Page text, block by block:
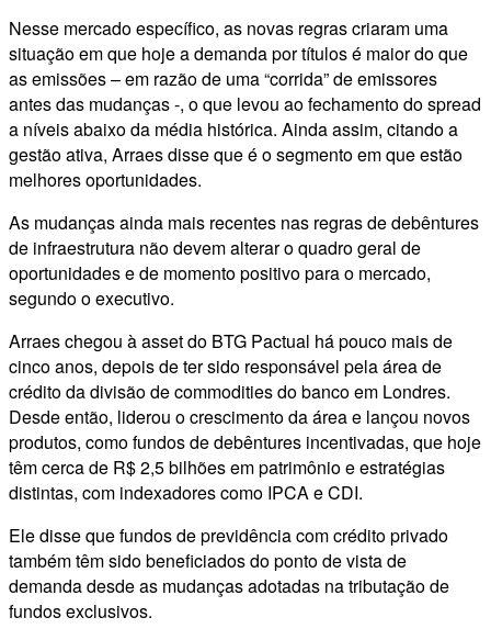
Nesse mercado específico, as novas regras criaram uma
situação em que hoje a demanda por títulos é maior do que
as emissões – em razão de uma “corrida” de emissores
antes das mudanças -, o que levou ao fechamento do spread
a níveis abaixo da média histórica. Ainda assim, citando a
gestão ativa, Arraes disse que é o segmento em que estão
melhores oportunidades.
As mudanças ainda mais recentes nas regras de debêntures
de infraestrutura não devem alterar o quadro geral de
oportunidades e de momento positivo para o mercado,
segundo o executivo.
Arraes chegou à asset do BTG Pactual há pouco mais de
cinco anos, depois de ter sido responsável pela área de
crédito da divisão de commodities do banco em Londres.
Desde então, liderou o crescimento da área e lançou novos
produtos, como fundos de debêntures incentivadas, que hoje
têm cerca de R$ 2,5 bilhões em patrimônio e estratégias
distintas, com indexadores como IPCA e CDI.
Ele disse que fundos de previdência com crédito privado
também têm sido beneficiados do ponto de vista de
demanda desde as mudanças adotadas na tributação de
fundos exclusivos.